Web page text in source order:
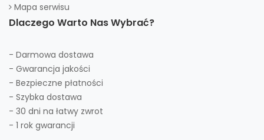
Mapa serwisu
Dlaczego Warto Nas Wybrać?
- Darmowa dostawa
- Gwarancja jakości
- Bezpieczne płatności
- Szybka dostawa
- 30 dni na łatwy zwrot
- 1 rok gwarancji